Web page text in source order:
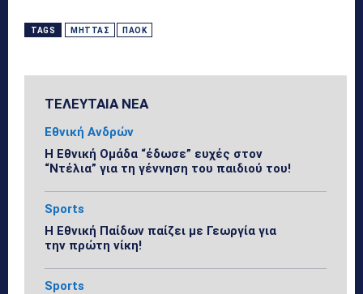
TAGS ΜΉΤΤΑΣ ΠΑΟΚ
ΤΕΛΕΥΤΑΙΑ ΝΕΑ
Εθνική Ανδρών
Η Εθνική Ομάδα “έδωσε” ευχές στον
“Ντέλια” για τη γέννηση του παιδιού του!
Sports
Η Εθνική Παίδων παίζει με Γεωργία για
την πρώτη νίκη!
Sports